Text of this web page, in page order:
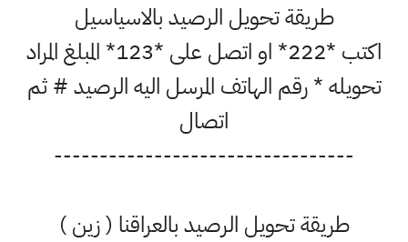
طريقة تحويل الرصيد بالاسياسيل
اكتب *222* او اتصل على *123* المبلغ المراد
تحويله * رقم الهاتف المرسل اليه الرصيد # ثم
اتصال
---------------------------------
طريقة تحويل الرصيد بالعراقنا ( زين )